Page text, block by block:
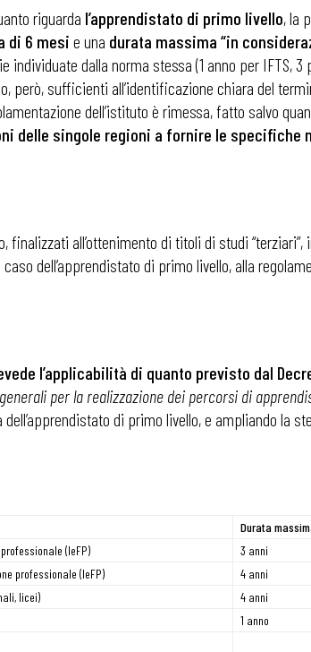
riguarda l’apprendistato di primo livello, la
di 6 mesi e una durata massima “in
individuate dalla norma stessa (1 anno per IFTS,
però, sufficienti all’identificazione chiara del
dell’istituto è rimessa, fatto salvo
delle singole regioni a fornire le specifiche
all’ottenimento di titoli di studi
dell’apprendistato di primo livello, alla
l’applicabilità di quanto previsto dal
per la realizzazione dei percorsi di
di primo livello, e ampliando la
Durata
(IeFP)
3 anni
professionale (IeFP)
4 anni
licei)
4 anni
1 anno